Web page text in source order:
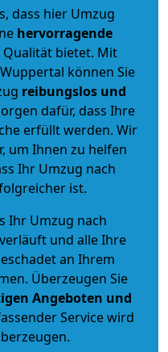
dass hier Umzug
hervorragende
Qualität bietet. Mit
können Sie
reibungslos und
dafür, dass Ihre
erfüllt werden. Wir
um Ihnen zu helfen
Ihr Umzug nach
ist.
Ihr Umzug nach
und alle Ihre
an Ihrem
Überzeugen Sie
Angeboten und
Service wird